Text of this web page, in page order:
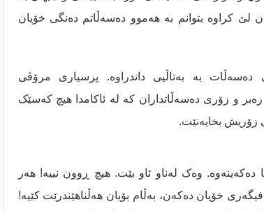
لێ کراوە بتوانم بە هەموو دەسەڵاتم دەنگی خۆیان
بە بەتاڵیی داندراوە. پرسیاری مرۆڤی
و زۆری دەسەڵاتداران کە لە ئاکامدا هیچ کەسێک
زۆریش بخایەنێت.
دەکەینەوە. وەک لەناو ئاو بێت. هیچ ڕوون نییە! هەر
خۆیان دەکەن، بەڵام بۆیان هەڵناهێندرێت کێیە!